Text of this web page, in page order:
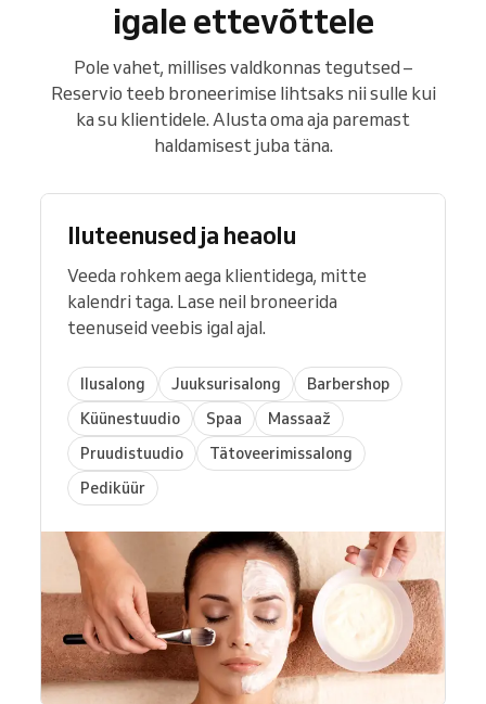
igale ettevõttele
Pole vahet, millises valdkonnas tegutsed –
Reservio teeb broneerimise lihtsaks nii sulle kui
ka su klientidele. Alusta oma aja paremast
haldamisest juba täna.
Iluteenused ja heaolu
Veeda rohkem aega klientidega, mitte
kalendri taga. Lase neil broneerida
teenuseid veebis igal ajal.
Ilusalong Juuksurisalong
Barbershop
Küünestuudio
Spaa
Massaaž
Pruudistuudio
Tätoveerimissalong
Pediküür